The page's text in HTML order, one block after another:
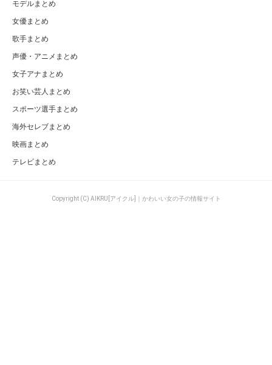
モデルまとめ
女優まとめ
歌手まとめ
声優・アニメまとめ
女子アナまとめ
お笑い芸人まとめ
スポーツ選手まとめ
海外セレブまとめ
映画まとめ
テレビまとめ
Copyright (C) AIKRU[アイクル]｜かわいい女の子の情報サイト